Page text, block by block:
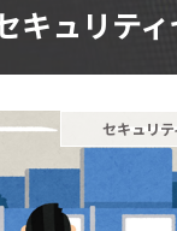
キュリテ
セキュリテ